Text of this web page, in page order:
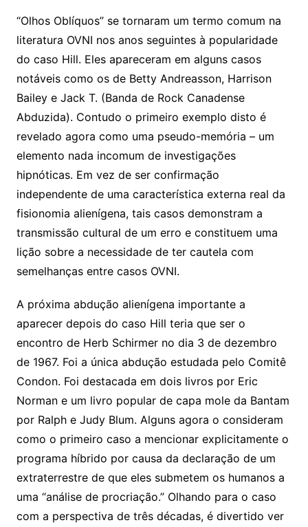
“Olhos Oblíquos” se tornaram um termo comum na
literatura OVNI nos anos seguintes à popularidade
do caso Hill. Eles apareceram em alguns casos
notáveis como os de Betty Andreasson, Harrison
Bailey e Jack T. (Banda de Rock Canadense
Abduzida). Contudo o primeiro exemplo disto é
revelado agora como uma pseudo-memória – um
elemento nada incomum de investigações
hipnóticas. Em vez de ser confirmação
independente de uma característica externa real da
fisionomia alienígena, tais casos demonstram a
transmissão cultural de um erro e constituem uma
lição sobre a necessidade de ter cautela com
semelhanças entre casos OVNI.
A próxima abdução alienígena importante a
aparecer depois do caso Hill teria que ser o
encontro de Herb Schirmer no dia 3 de dezembro
de 1967. Foi a única abdução estudada pelo Comitê
Condon. Foi destacada em dois livros por Eric
Norman e um livro popular de capa mole da Bantam
por Ralph e Judy Blum. Alguns agora o consideram
como o primeiro caso a mencionar explicitamente o
programa híbrido por causa da declaração de um
extraterrestre de que eles submetem os humanos a
uma “análise de procriação.” Olhando para o caso
com a perspectiva de três décadas, é divertido ver